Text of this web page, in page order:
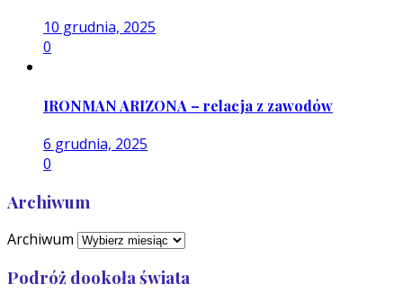
10 grudnia, 2025
0
IRONMAN ARIZONA – relacja z zawodów
6 grudnia, 2025
0
Archiwum
Archiwum
Podróż dookoła świata